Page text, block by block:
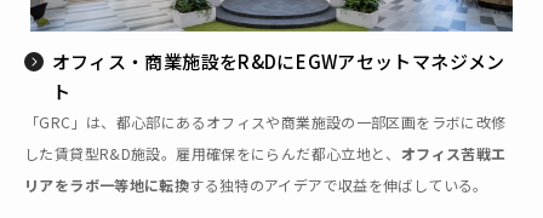
オフィス・商業施設をR&Dに――EGWアセットマネジメン
ト
「GRC」は、都心部にあるオフィスや商業施設の一部区画をラボに改修
した賃貸型R&D施設。雇用確保をにらんだ都心立地と、 オフィス苦戦エ
リアをラボ一等地に転換する独特のアイデアで収益を伸ばしている。